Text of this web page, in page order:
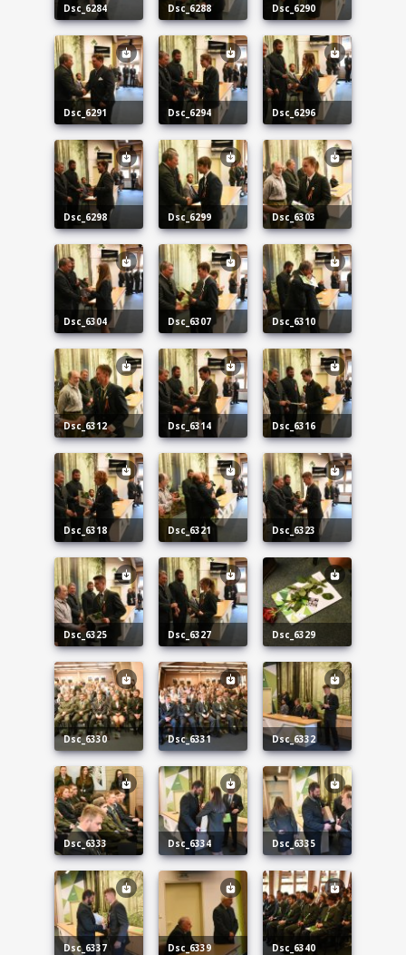
dsc_6284 dsc_6288 dsc_6290
dsc_6291 dsc_6294 dsc_6296
dsc_6298 dsc_6299 dsc_6303
dsc_6304 dsc_6307 dsc_6310
dsc_6312 dsc_6314 dsc_6316
dsc_6318 dsc_6321 dsc_6323
dsc_6325 dsc_6327 dsc_6329
dsc_6330 dsc_6331 dsc_6332
dsc_6333 dsc_6334 dsc_6335
dsc_6337 dsc_6339 dsc_6340